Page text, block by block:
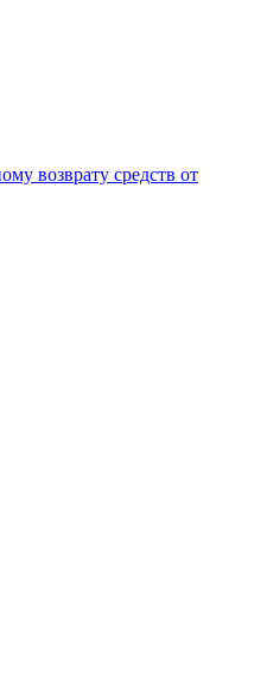
возврату средств от